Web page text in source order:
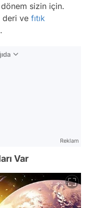
sizin için.
deri ve fıtık
Reklam
Var